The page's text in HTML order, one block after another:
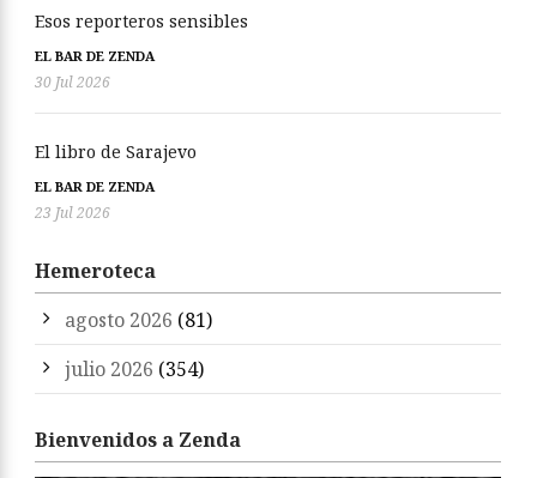
Esos reporteros sensibles
EL BAR DE ZENDA
30 Jul 2026
El libro de Sarajevo
EL BAR DE ZENDA
23 Jul 2026
Hemeroteca
agosto 2026 (81)
julio 2026 (354)
Bienvenidos a Zenda